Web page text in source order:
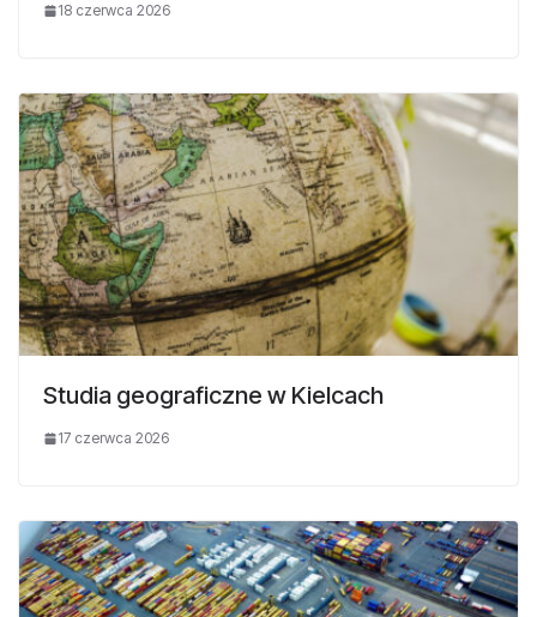
18 czerwca 2026
Studia geograficzne w Kielcach
17 czerwca 2026